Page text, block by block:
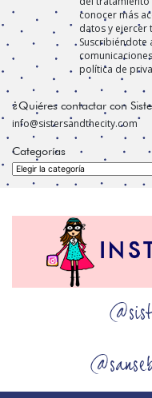
conocer más
datos y ejercer
Suscribiéndote
política de
¿Quiéres contactar con
info@sistersandthecity.com
Categorías
Categorías